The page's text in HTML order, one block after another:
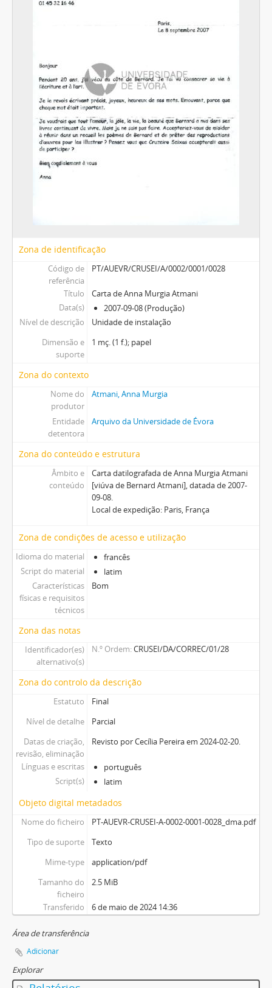
Zona de identificação
Código de
referência
PT/AUEVR/CRUSEI/A/0002/0001/0028
Título
Carta de Anna Murgia Atmani
Data(s)
2007-09-08 (Produção)
Nível de descrição
Unidade de instalação
Dimensão e
suporte
1 mç. (1 f.); papel
Zona do contexto
Nome do
produtor
Atmani, Anna Murgia
Entidade
detentora
Arquivo da Universidade de Évora
Zona do conteúdo e estrutura
Âmbito e
conteúdo
Carta datilografada de Anna Murgia Atmani
[viúva de Bernard Atmani], datada de 2007-
09-08.
Local de expedição: Paris, França
Zona de condições de acesso e utilização
Idioma do material
francês
Script do material
latim
Características
físicas e requisitos
técnicos
Bom
Zona das notas
Identificador(es)
alternativo(s)
N.º Ordem CRUSEI/DA/CORREC/01/28
Zona do controlo da descrição
Estatuto
Final
Nível de detalhe
Parcial
Datas de criação,
revisão, eliminação
Revisto por Cecília Pereira em 2024-02-20.
Línguas e escritas
português
Script(s)
latim
Objeto digital metadados
Nome do ficheiro
PT-AUEVR-CRUSEI-A-0002-0001-0028_dma.pdf
Tipo de suporte
Texto
Mime-type
application/pdf
Tamanho do
ficheiro
2.5 MiB
Transferido 6 de maio de 2024 14:36
Área de transferência
Adicionar
Explorar